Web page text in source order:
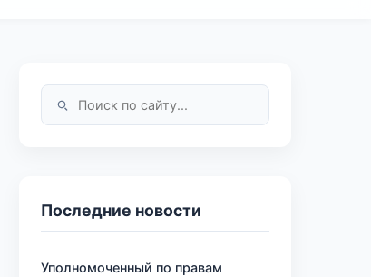
Последние новости
Уполномоченный по правам